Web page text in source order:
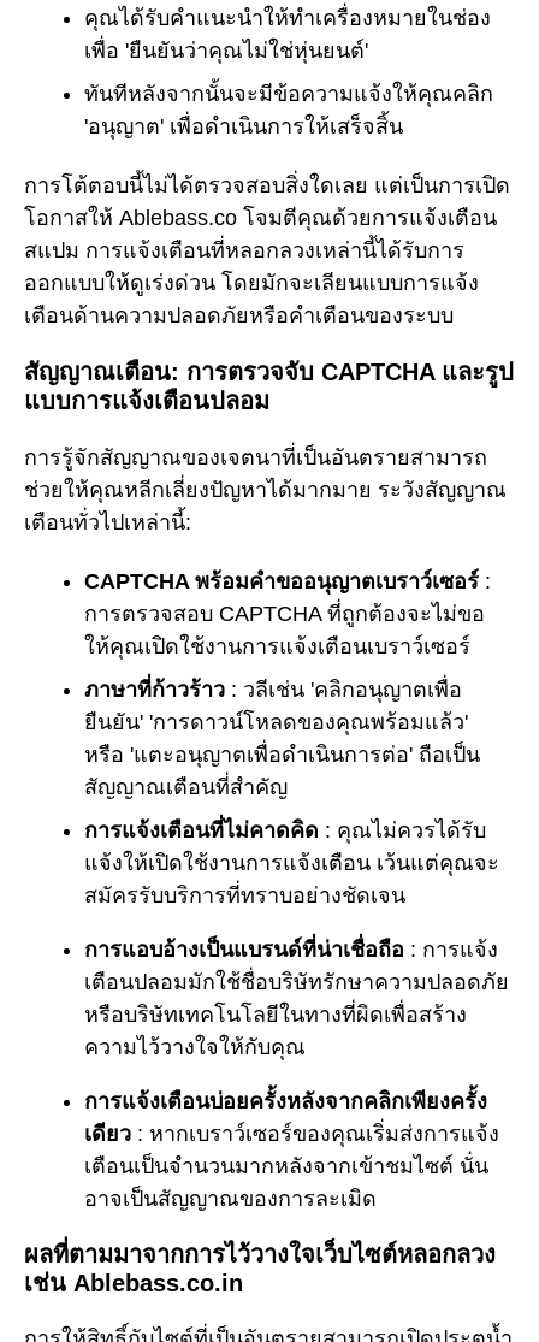
คุณได้รับคำแนะนำให้ทำเครื่องหมายในช่อง
เพื่อ 'ยืนยันว่าคุณไม่ใช่หุ่นยนต์'
ทันทีหลังจากนั้นจะมีข้อความแจ้งให้คุณคลิก
'อนุญาต' เพื่อดำเนินการให้เสร็จสิ้น
การโต้ตอบนี้ไม่ได้ตรวจสอบสิ่งใดเลย แต่เป็นการเปิด
โอกาสให้ Ablebass.co โจมตีคุณด้วยการแจ้งเตือน
สแปม การแจ้งเตือนที่หลอกลวงเหล่านี้ได้รับการ
ออกแบบให้ดูเร่งด่วน โดยมักจะเลียนแบบการแจ้ง
เตือนด้านความปลอดภัยหรือคำเตือนของระบบ
สัญญาณเตือน: การตรวจจับ CAPTCHA และรูป
แบบการแจ้งเตือนปลอม
การรู้จักสัญญาณของเจตนาที่เป็นอันตรายสามารถ
ช่วยให้คุณหลีกเลี่ยงปัญหาได้มากมาย ระวังสัญญาณ
เตือนทั่วไปเหล่านี้:
CAPTCHA พร้อมคำขออนุญาตเบราว์เซอร์ :
การตรวจสอบ CAPTCHA ที่ถูกต้องจะไม่ขอ
ให้คุณเปิดใช้งานการแจ้งเตือนเบราว์เซอร์
ภาษาที่ก้าวร้าว : วลีเช่น 'คลิกอนุญาตเพื่อ
ยืนยัน' 'การดาวน์โหลดของคุณพร้อมแล้ว'
หรือ 'แตะอนุญาตเพื่อดำเนินการต่อ' ถือเป็น
สัญญาณเตือนที่สำคัญ
การแจ้งเตือนที่ไม่คาดคิด : คุณไม่ควรได้รับ
แจ้งให้เปิดใช้งานการแจ้งเตือน เว้นแต่คุณจะ
สมัครรับบริการที่ทราบอย่างชัดเจน
การแอบอ้างเป็นแบรนด์ที่น่าเชื่อถือ : การแจ้ง
เตือนปลอมมักใช้ชื่อบริษัทรักษาความปลอดภัย
หรือบริษัทเทคโนโลยีในทางที่ผิดเพื่อสร้าง
ความไว้วางใจให้กับคุณ
การแจ้งเตือนบ่อยครั้งหลังจากคลิกเพียงครั้ง
เดียว : หากเบราว์เซอร์ของคุณเริ่มส่งการแจ้ง
เตือนเป็นจำนวนมากหลังจากเข้าชมไซต์ นั่น
อาจเป็นสัญญาณของการละเมิด
ผลที่ตามมาจากการไว้วางใจเว็บไซต์หลอกลวง
เช่น Ablebass.co.in